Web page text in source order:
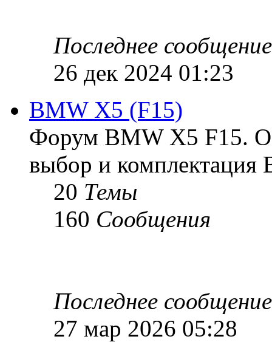
Последнее сообщение
26 дек 2024 01:23
BMW X5 (F15)
Форум BMW X5 F15.
выбор и комплектация
20 Темы
160 Сообщения
Последнее сообщение
27 мар 2026 05:28